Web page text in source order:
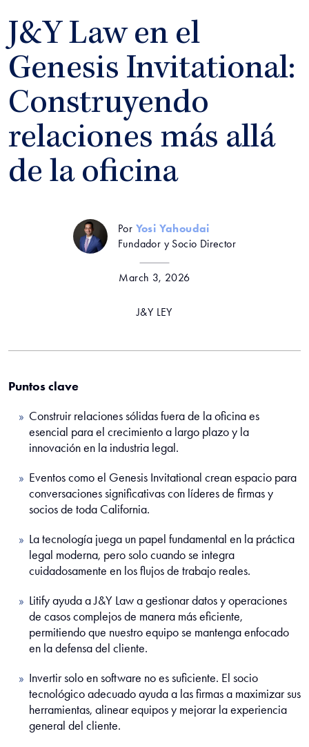
J&Y Law en el
Genesis Invitational:
Construyendo
relaciones más allá
de la oficina
Por Yosi Yahoudai
Fundador y Socio Director
March 3, 2026
J&Y LEY
Puntos clave
Construir relaciones sólidas fuera de la oficina es
esencial para el crecimiento a largo plazo y la
innovación en la industria legal.
Eventos como el Genesis Invitational crean espacio para
conversaciones significativas con líderes de firmas y
socios de toda California.
La tecnología juega un papel fundamental en la práctica
legal moderna, pero solo cuando se integra
cuidadosamente en los flujos de trabajo reales.
Litify ayuda a J&Y Law a gestionar datos y operaciones
de casos complejos de manera más eficiente,
permitiendo que nuestro equipo se mantenga enfocado
en la defensa del cliente.
Invertir solo en software no es suficiente. El socio
tecnológico adecuado ayuda a las firmas a maximizar sus
herramientas, alinear equipos y mejorar la experiencia
general del cliente.